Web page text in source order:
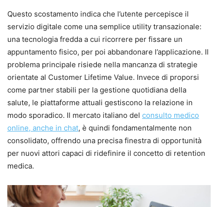
Questo scostamento indica che l’utente percepisce il
servizio digitale come una semplice utility transazionale:
una tecnologia fredda a cui ricorrere per fissare un
appuntamento fisico, per poi abbandonare l’applicazione. Il
problema principale risiede nella mancanza di strategie
orientate al Customer Lifetime Value. Invece di proporsi
come partner stabili per la gestione quotidiana della
salute, le piattaforme attuali gestiscono la relazione in
modo sporadico. Il mercato italiano del consulto medico
online, anche in chat, è quindi fondamentalmente non
consolidato, offrendo una precisa finestra di opportunità
per nuovi attori capaci di ridefinire il concetto di retention
medica.